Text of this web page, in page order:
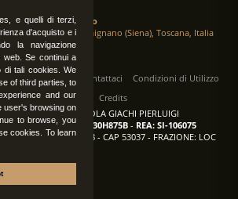
e quelli di terzi,
d'acquisto e i
la navigazione
web. Se continui a
di tali cookies. We
of third parties, to
and our
user's browsing on
to browse, you
cookies. To learn
Tenuta Torciano
53037 San Gimignano (Siena), Toscana, Italia
| Operatori Contattaci
Condizioni di Utilizzo
Albo Fornitori
Credits
AZIENDA AGRICOLA GIACHI PIERLUIGI
-C.F.: GCHPLG62C30H875B- REA: SI-106075
- VIA CROCETTA 18 - CAP 53037 - FRAZIONE: LOC